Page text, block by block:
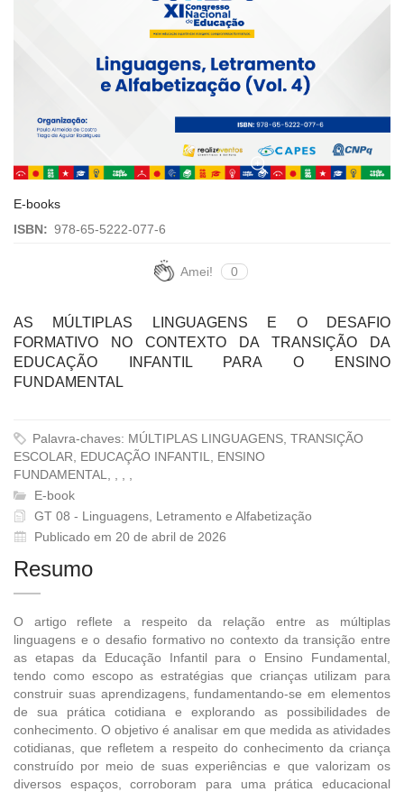
E-books
ISBN: 978-65-5222-077-6
Amei! 0
AS MÚLTIPLAS LINGUAGENS E O DESAFIO
FORMATIVO NO CONTEXTO DA TRANSIÇÃO DA
EDUCAÇÃO INFANTIL PARA O ENSINO
FUNDAMENTAL
Palavra-chaves: MÚLTIPLAS LINGUAGENS, TRANSIÇÃO
ESCOLAR, EDUCAÇÃO INFANTIL, ENSINO
FUNDAMENTAL, , , ,
E-book
GT 08 - Linguagens, Letramento e Alfabetização
Publicado em 20 de abril de 2026
Resumo
O artigo reflete a respeito da relação entre as múltiplas
linguagens e o desafio formativo no contexto da transição entre
as etapas da Educação Infantil para o Ensino Fundamental,
tendo como escopo as estratégias que crianças utilizam para
construir suas aprendizagens, fundamentando-se em elementos
de sua prática cotidiana e explorando as possibilidades de
conhecimento. O objetivo é analisar em que medida as atividades
cotidianas, que refletem a respeito do conhecimento da criança
construído por meio de suas experiências e que valorizam os
diversos espaços, corroboram para uma prática educacional